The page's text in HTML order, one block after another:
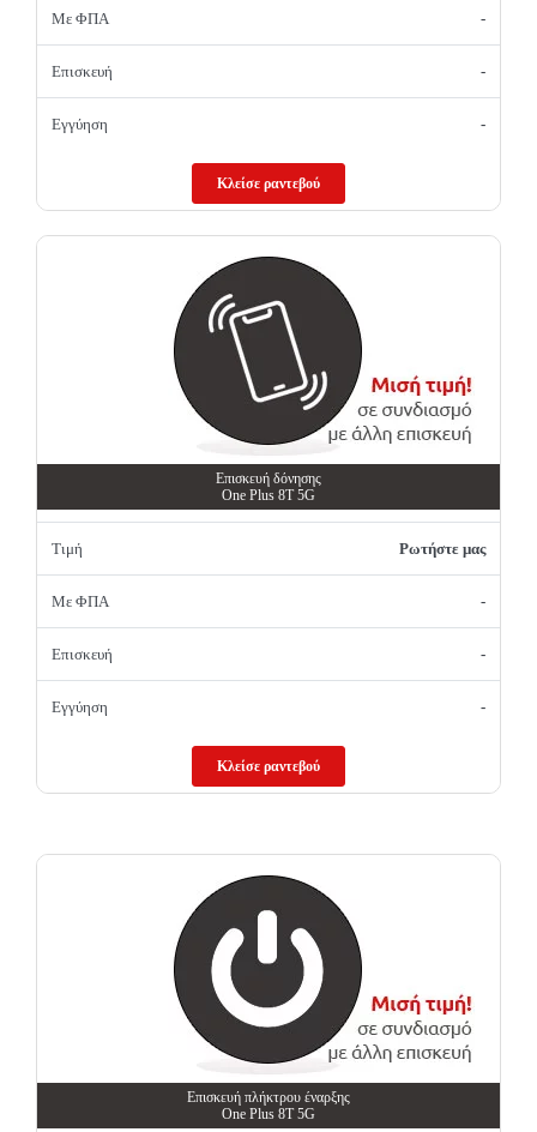
Με ΦΠΑ -
Επισκευή -
Εγγύηση -
Κλείσε ραντεβού
Επισκευή δόνησης
One Plus 8T 5G
Τιμή Ρωτήστε μας
Με ΦΠΑ -
Επισκευή -
Εγγύηση -
Κλείσε ραντεβού
Επισκευή πλήκτρου έναρξης
One Plus 8T 5G